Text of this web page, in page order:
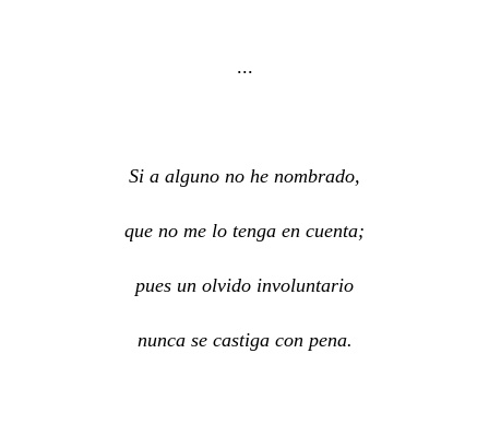
...
Si a alguno no he nombrado,
que no me lo tenga en cuenta;
pues un olvido involuntario
nunca se castiga con pena.